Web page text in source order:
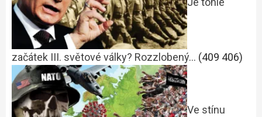
začátek III. světové války? Rozzlobený… (409 406)
Ve stínu